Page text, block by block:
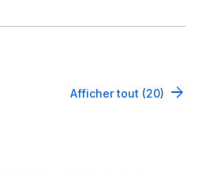
Afficher tout (20)